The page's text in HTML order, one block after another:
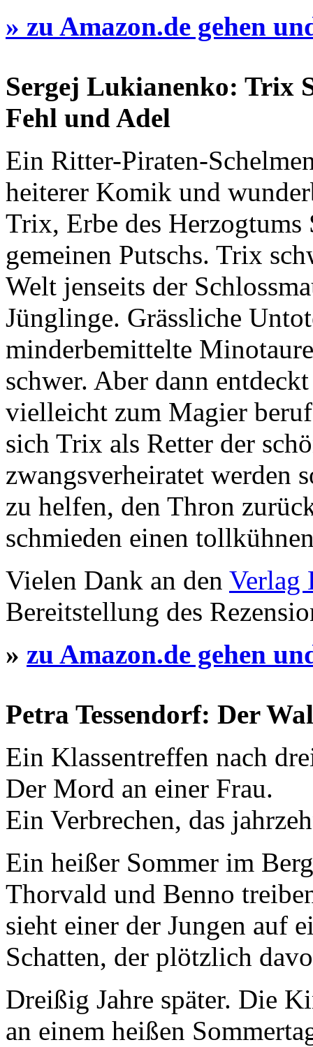
» zu Amazon.de gehen
Sergej Lukianenko: Trix
Fehl und Adel
Ein Ritter-Piraten-
heiterer Komik und
Trix, Erbe des
gemeinen Putschs. Trix
Welt jenseits der
Jünglinge. Grässliche
minderbemittelte
schwer. Aber dann
vielleicht zum Magier
sich Trix als Retter der
zwangsverheiratet werden
zu helfen, den Thron
schmieden einen
Vielen Dank an den Verlag
Bereitstellung des
» zu Amazon.de gehen
Petra Tessendorf: Der
Ein Klassentreffen nach
Der Mord an einer Frau.
Ein Verbrechen, das
Ein heißer Sommer im
Thorvald und Benno
sieht einer der Jungen auf
Schatten, der plötzlich
Dreißig Jahre später. Die
an einem heißen